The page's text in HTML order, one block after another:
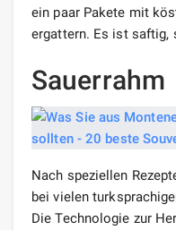
ein paar Pakete mit
ergattern. Es ist saftig,
Sauerrahm
Nach speziellen
bei vielen
Die Technologie zur